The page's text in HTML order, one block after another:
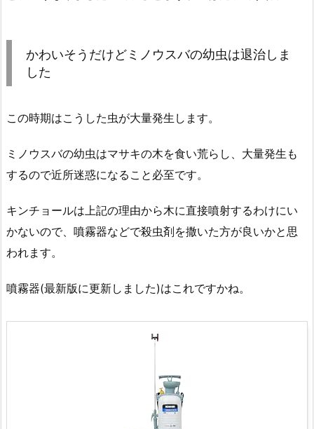
かわいそうだけどミノウスバの幼虫は退治しま
した
この時期はこうした虫が大量発生します。
ミノウスバの幼虫はマサキの木を食い荒らし、大量発生も
するので近所迷惑になること必至です。
キンチョールは上記の理由から木に直接噴射するわけにい
かないので、噴霧器などで殺虫剤を撒いた方が良いかと思
われます。
噴霧器(最新版に更新しました)はこれですかね。